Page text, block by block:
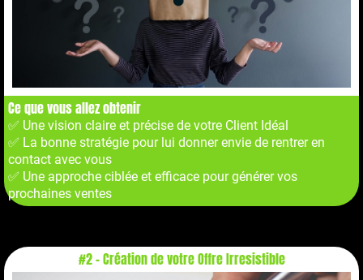
Ce que vous allez obtenir
✅ Une vision claire et précise de votre Client Idéal
✅ La bonne stratégie pour lui donner envie de rentrer en
contact avec vous
✅ Une approche ciblée et efficace pour générer vos
prochaines ventes
#2 - Création de votre Offre Irresistible